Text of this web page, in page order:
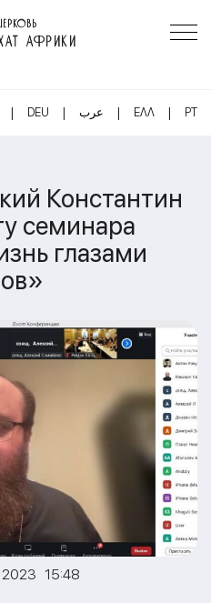
АФРИКИ
| DEU | عرب | ΕΛΛ | PT
Константин
семинара
глазами
2023 15:48